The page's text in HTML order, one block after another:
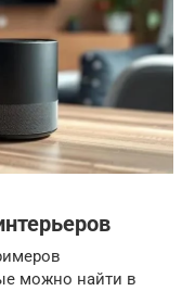
можно найти в